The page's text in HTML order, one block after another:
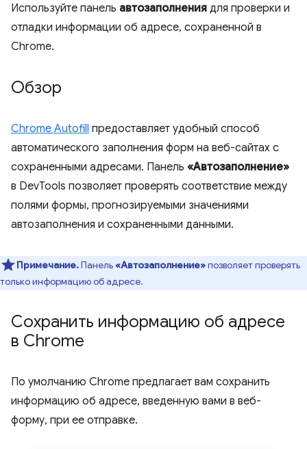
Используйте панель автозаполнения для проверки и
отладки информации об адресе, сохраненной в
Chrome.
Обзор
Chrome Autofill предоставляет удобный способ
автоматического заполнения форм на веб-сайтах с
сохраненными адресами. Панель «Автозаполнение»
в DevTools позволяет проверять соответствие между
полями формы, прогнозируемыми значениями
автозаполнения и сохраненными данными.
Примечание.Панель«Автозаполнение»позволяет проверять
только информацию об адресе.
Сохранить информацию об адресе
в Chrome
По умолчанию Chrome предлагает вам сохранить
информацию об адресе, введенную вами в веб-
форму, при ее отправке.